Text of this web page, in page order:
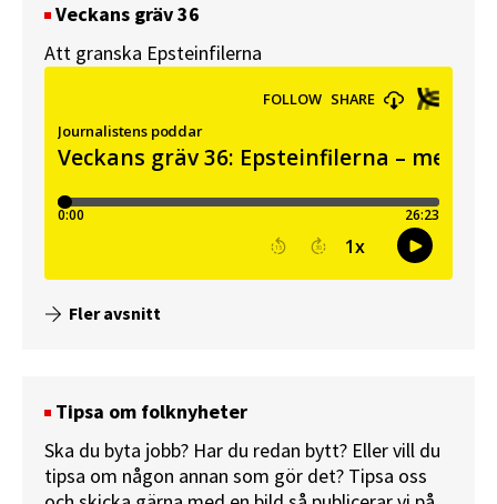
Veckans gräv 36
Att granska Epsteinfilerna
Fler avsnitt
Tipsa om folknyheter
Ska du byta jobb? Har du redan bytt? Eller vill du
tipsa om någon annan som gör det? Tipsa oss